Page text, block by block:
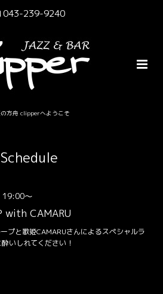
043-239-9240
方舟 clipperへようこそ
Schedule
～
with CAMARU
プと歌姫CAMARUさんによるスペシャルラ
いしれてください！